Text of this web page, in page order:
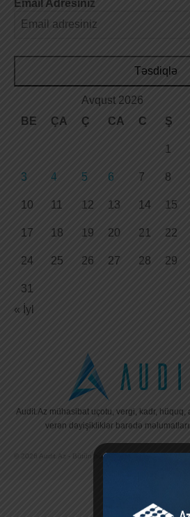
Email Adresiniz
Təsdiqlə
Avqust 2026
BE
ÇA Ç CA C Ş
1
3 4 5 6 7 8
10 11 12 13 14 15
17 18 19 20 21 22
24 25 26 27 28 29
31
« İyl
Audit.Az mühasibat uçotu, vergi, kadr,
verən dəyişikliklər barədə
© 2026 Audit.Az - Bütün hüquqlar qorunur